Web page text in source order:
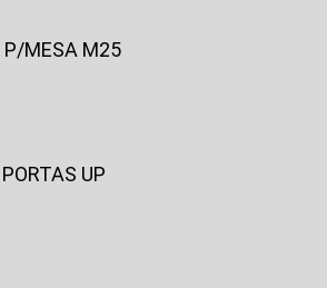
P/MESA M25
UP